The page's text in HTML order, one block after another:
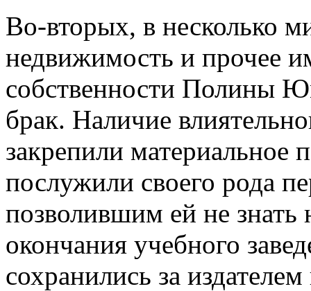
Во-вторых, в несколько
недвижимость и прочее
собственности Полины
брак. Наличие
закрепили
послужили своего рода
позволившим ей не
окончания учебного
сохранились за